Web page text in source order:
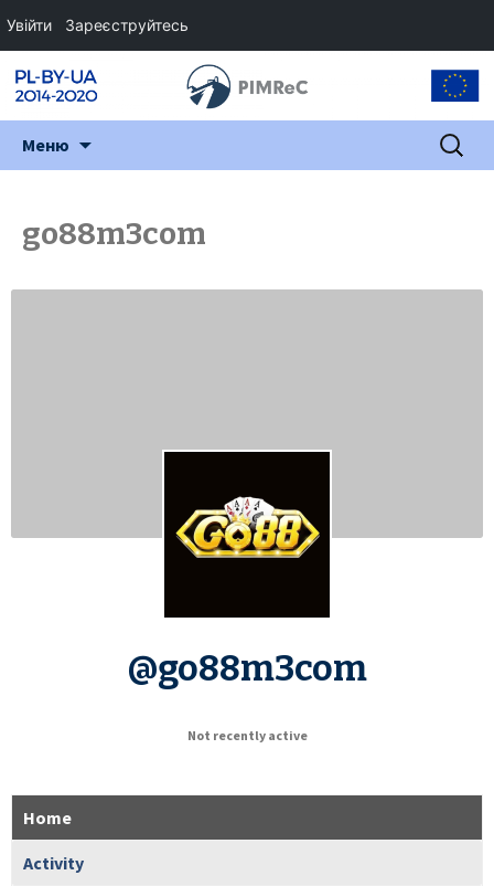
Меню Пошук:
go88m3com
@go88m3com
Not recently active
Home
Activity
Увійти Зареєструйтесь